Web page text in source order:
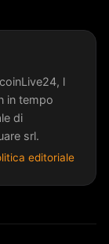
l
in tempo
di
srl.
editoriale